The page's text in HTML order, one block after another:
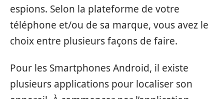
espions. Selon la plateforme de votre
téléphone et/ou de sa marque, vous avez le
choix entre plusieurs façons de faire.
Pour les Smartphones Android, il existe
plusieurs applications pour localiser son